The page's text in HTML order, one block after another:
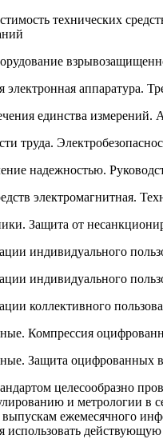
технических
аппаратура.
единства
труда.
надежностью.
электромагнитная.
Защита от
индивидуального
индивидуального
коллективного
Компрессия
Защита оцифрованных
целесообразно
и
ежемесячного
использовать